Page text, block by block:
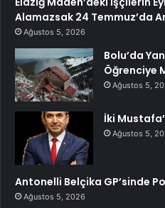
Alamazsak 24 Temmuz’da
Ağustos 5, 2026
Bolu’da
Öğrenciye
Ağustos 5,
İki
Ağustos 5,
Antonelli Belçika GP’sinde
Ağustos 5, 2026